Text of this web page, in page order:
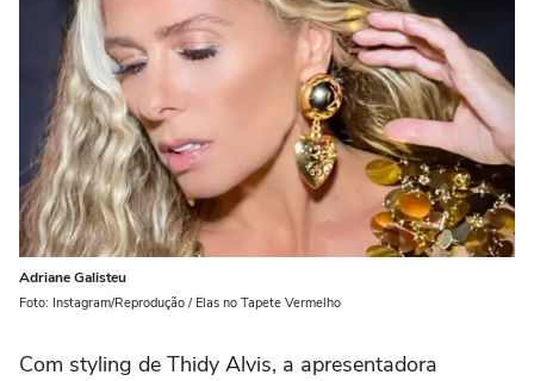
Adriane Galisteu
Foto: Instagram/Reprodução / Elas no Tapete Vermelho
Com styling de Thidy Alvis, a apresentadora